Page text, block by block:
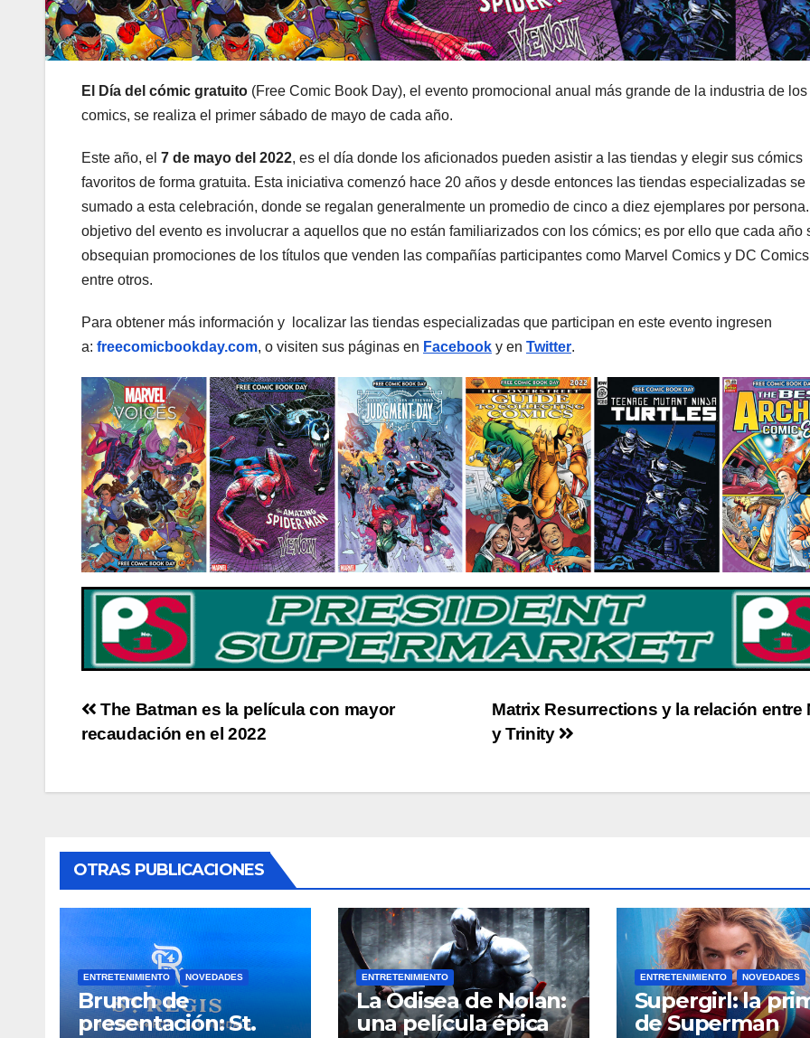
El Día del cómic gratuito (Free Comic Book Day), el evento promocional anual más grande de la industria de los
comics, se realiza el primer sábado de mayo de cada año.
Este año, el 7 de mayo del 2022, es el día donde los aficionados pueden asistir a las tiendas y elegir sus cómics
favoritos de forma gratuita. Esta iniciativa comenzó hace 20 años y desde entonces las tiendas especializadas se
sumado a esta celebración, donde se regalan generalmente un promedio de cinco a diez ejemplares por
objetivo del evento es involucrar a aquellos que no están familiarizados con los cómics; es por ello que cada año
obsequian promociones de los títulos que venden las compañías participantes como Marvel Comics y DC
entre otros.
Para obtener más información y localizar las tiendas especializadas que participan en este evento ingresen
a: freecomicbookday.com, o visiten sus páginas en Facebook y en Twitter.
Post
Matrix Resurrections y la relación entre
y Trinity
The Batman es la película con mayor
recaudación en el 2022
OTRAS PUBLICACIONES
ENTRETENIMIENTO NOVEDADES
Brunch de
presentación: St.
ENTRETENIMIENTO
La Odisea de Nolan:
una película épica
ENTRETENIMIENTO NOVEDADES
Supergirl: la
de Superman